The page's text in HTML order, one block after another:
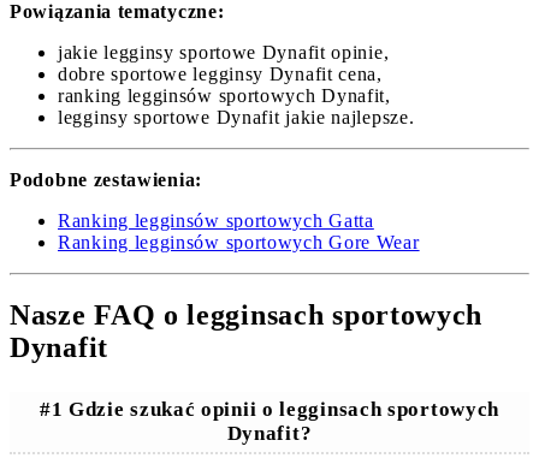
Powiązania tematyczne:
jakie legginsy sportowe Dynafit opinie,
dobre sportowe legginsy Dynafit cena,
ranking legginsów sportowych Dynafit,
legginsy sportowe Dynafit jakie najlepsze.
Podobne zestawienia:
Ranking legginsów sportowych Gatta
Ranking legginsów sportowych Gore Wear
Nasze FAQ o legginsach sportowych
Dynafit
#1 Gdzie szukać opinii o legginsach sportowych
Dynafit?